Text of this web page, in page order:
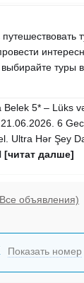
туры
5* – Lüks
6
Ultra Hər Şey
[читат далше]
объявления)
Показать номер